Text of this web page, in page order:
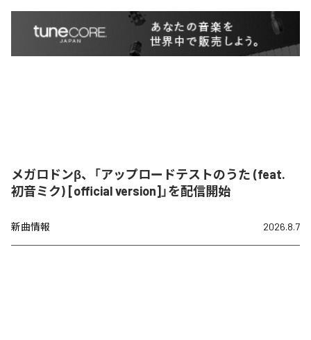
メガロドンβ、「アップロードテストのうた (feat.
初音ミク) [official version]」を配信開始
新曲情報 2026.8.7